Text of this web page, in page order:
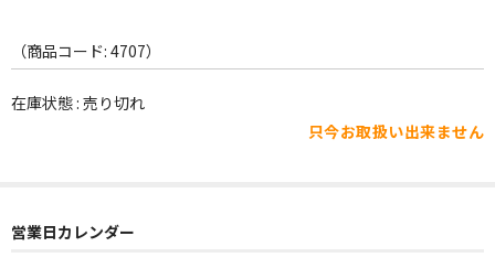
WORLD
その他
（商品コード: 4707）
在庫状態 : 売り切れ
只今お取扱い出来ません
営業日カレンダー